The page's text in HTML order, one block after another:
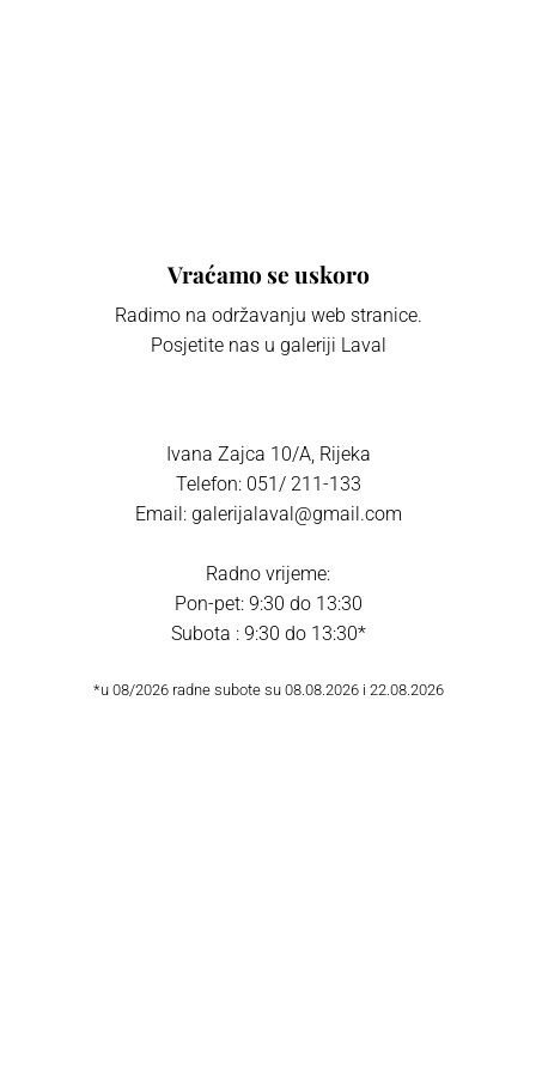
Vraćamo se uskoro
Radimo na održavanju web stranice.
Posjetite nas u galeriji Laval
Ivana Zajca 10/A, Rijeka
Telefon: 051/ 211-133
Email: galerijalaval@gmail.com
Radno vrijeme:
Pon-pet: 9:30 do 13:30
Subota : 9:30 do 13:30*
*u 08/2026 radne subote su 08.08.2026 i 22.08.2026